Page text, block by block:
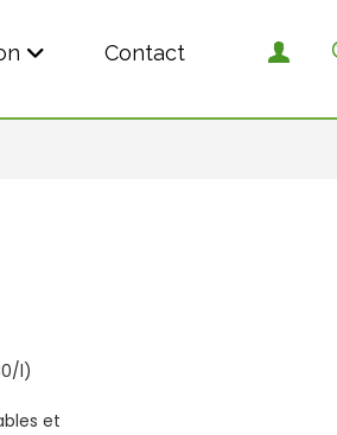
Contact
l)
et